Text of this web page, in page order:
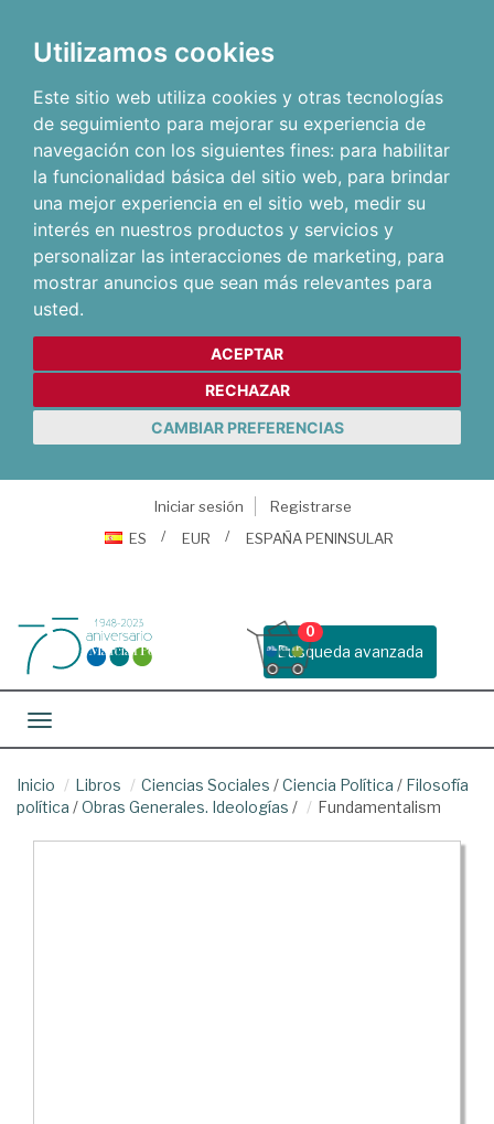
Utilizamos cookies
Este sitio web utiliza cookies y otras tecnologías
de seguimiento para mejorar su experiencia de
navegación con los siguientes fines: para habilitar
la funcionalidad básica del sitio web, para brindar
una mejor experiencia en el sitio web, medir su
interés en nuestros productos y servicios y
personalizar las interacciones de marketing, para
mostrar anuncios que sean más relevantes para
usted.
ACEPTAR
RECHAZAR
CAMBIAR PREFERENCIAS
Iniciar sesión
Registrarse
ES
EUR ESPAÑA PENINSULAR
Busqueda avanzada
0
Toggle navigation
Inicio Libros Ciencias Sociales /Ciencia Política / Filosofía
política /Obras Generales. Ideologías / Fundamentalism